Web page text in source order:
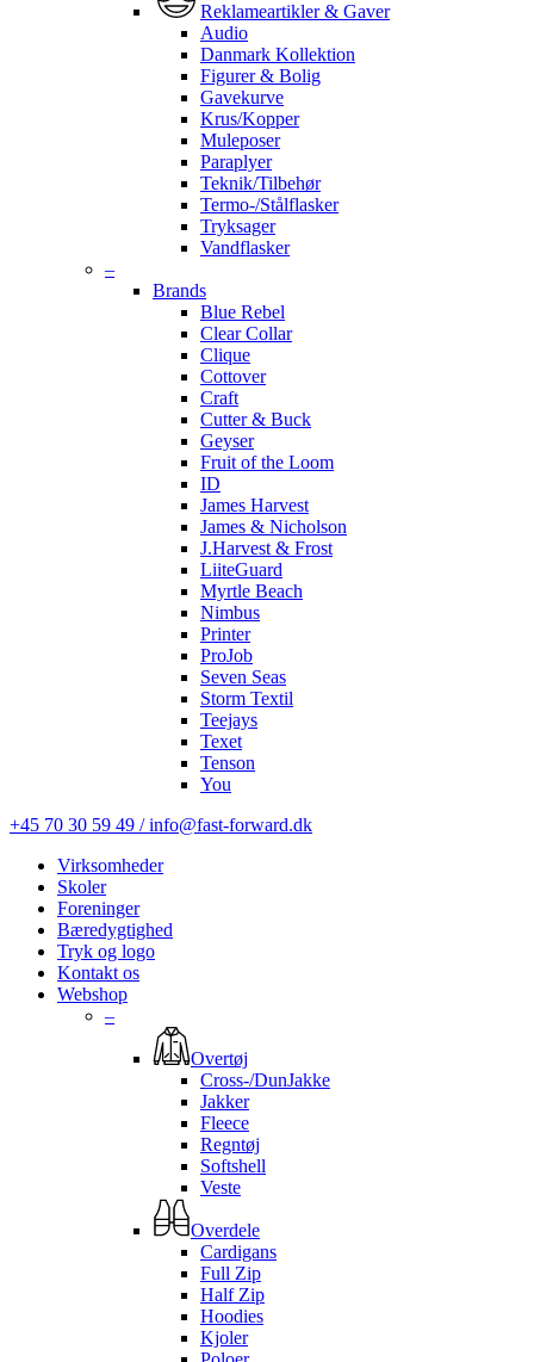
Reklameartikler & Gaver
Audio
Danmark Kollektion
Figurer & Bolig
Gavekurve
Krus/Kopper
Muleposer
Paraplyer
Teknik/Tilbehør
Termo-/Stålflasker
Tryksager
Vandflasker
–
Brands
Blue Rebel
Clear Collar
Clique
Cottover
Craft
Cutter & Buck
Geyser
Fruit of the Loom
ID
James Harvest
James & Nicholson
J.Harvest & Frost
LiiteGuard
Myrtle Beach
Nimbus
Printer
ProJob
Seven Seas
Storm Textil
Teejays
Texet
Tenson
You
+45 70 30 59 49 / info@fast-forward.dk
Virksomheder
Skoler
Foreninger
Bæredygtighed
Tryk og logo
Kontakt os
Webshop
–
Overtøj
Cross-/DunJakke
Jakker
Fleece
Regntøj
Softshell
Veste
Overdele
Cardigans
Full Zip
Half Zip
Hoodies
Kjoler